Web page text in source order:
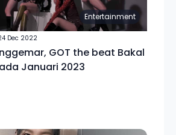
Entertainment
Dec 2022
GOT the beat Bakal
Januari 2023